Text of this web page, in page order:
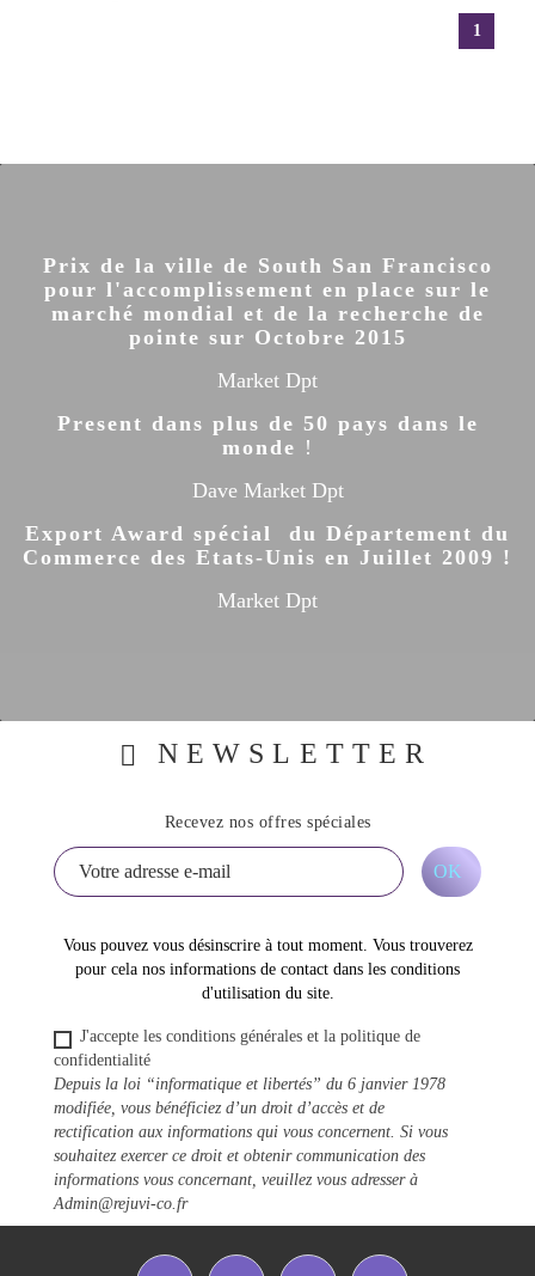
1
Prix de la ville de South San Francisco
pour l'accomplissement en place sur le
marché mondial et de la recherche de
pointe sur Octobre 2015
Market Dpt
Present dans plus de 50 pays dans le
monde !
Dave Market Dpt
Export Award spécial du Département du
Commerce des Etats-Unis en Juillet 2009 !
Market Dpt
NEWSLETTER
Recevez nos offres spéciales
Vous pouvez vous désinscrire à tout moment. Vous trouverez
pour cela nos informations de contact dans les conditions
d'utilisation du site.
J'accepte les conditions générales et la politique de
confidentialité
Depuis la loi “informatique et libertés” du 6 janvier 1978
modifiée, vous bénéficiez d’un droit d’accès et de
rectification aux informations qui vous concernent. Si vous
souhaitez exercer ce droit et obtenir communication des
informations vous concernant, veuillez vous adresser à
Admin@rejuvi-co.fr
Facebook Twitter YouTube